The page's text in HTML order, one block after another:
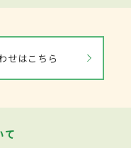
せはこちら
て